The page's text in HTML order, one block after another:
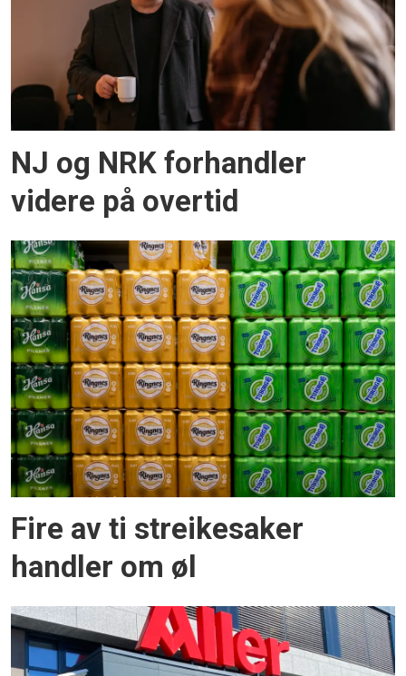
NJ og NRK forhandler
videre på overtid
Fire av ti streikesaker
handler om øl